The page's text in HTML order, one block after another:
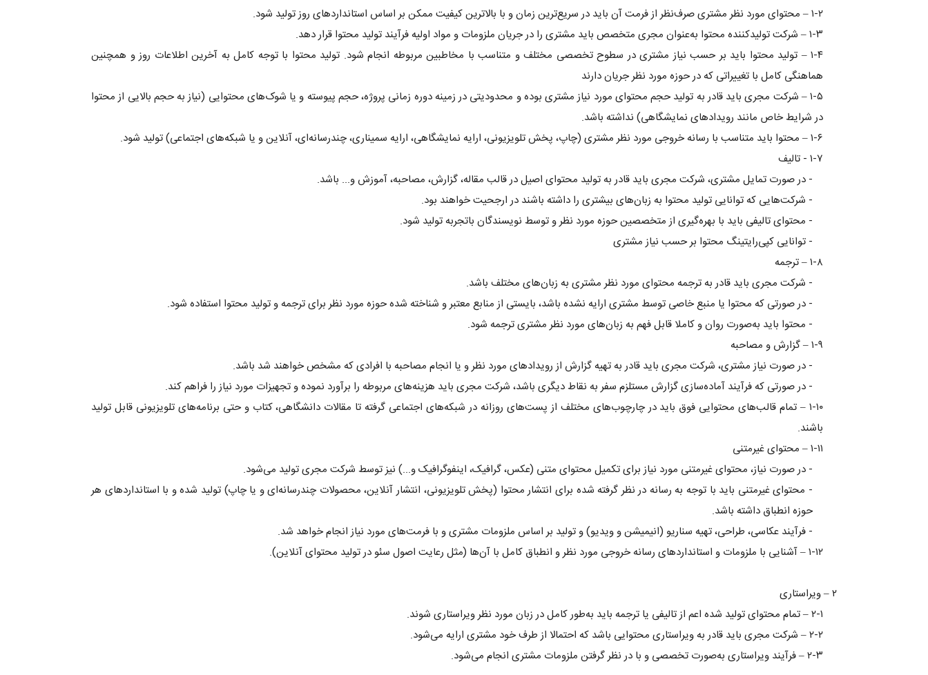
۱-۲ – محتوای مورد نظر مشتری صرف‌نظر از فرمت آن باید در سریع‌ترین زمان و با بالاترین کیفیت ممکن بر اساس استانداردهای روز تولید شود.
۱-۳ – شرکت تولیدکننده محتوا به‌عنوان مجری متخصص باید مشتری را در جریان ملزومات و مواد اولیه فرآیند تولید محتوا قرار دهد.
۱-۴ – تولید محتوا باید بر حسب نیاز مشتری در سطوح تخصصی مختلف و متناسب با مخاطبین مربوطه انجام شود. تولید محتوا با توجه کامل به آخرین اطلاعات روز و همچنین
هماهنگی کامل با تغییراتی که در حوزه مورد نظر جریان دارند
۱-۵ – شرکت مجری باید قادر به تولید حجم محتوای مورد نیاز مشتری بوده و محدودیتی در زمینه دوره زمانی پروژه، حجم پیوسته و یا شوک‌های محتوایی (نیاز به حجم بالایی از محتوا
در شرایط خاص مانند رویدادهای نمایشگاهی) نداشته باشد.
۱-۶ – محتوا باید متناسب با رسانه خروجی مورد نظر مشتری (چاپ، پخش تلویزیونی، ارایه نمایشگاهی، ارایه سمیناری، چندرسانه‌ای، آنلاین و یا شبکه‌های اجتماعی) تولید شود.
۱-۷ - تالیف
- در صورت تمایل مشتری، شرکت مجری باید قادر به تولید محتوای اصیل در قالب مقاله، گزارش، مصاحبه، آموزش و... باشد.
- شرکت‌هایی که توانایی تولید محتوا به زبان‌های بیشتری را داشته باشند در ارجحیت خواهند بود.
- محتوای تالیفی باید با بهره‌گیری از متخصصین حوزه مورد نظر و توسط نویسندگان باتجربه تولید شود.
- توانایی کپی‌رایتینگ محتوا بر حسب نیاز مشتری
۱-۸ – ترجمه
- شرکت مجری باید قادر به ترجمه محتوای مورد نظر مشتری به زبان‌های مختلف باشد.
- در صورتی که محتوا یا منبع خاصی توسط مشتری ارایه نشده باشد، بایستی از منابع معتبر و شناخته شده حوزه مورد نظر برای ترجمه و تولید محتوا استفاده شود.
- محتوا باید به‌صورت روان و کاملا قابل فهم به زبان‌های مورد نظر مشتری ترجمه شود.
۱-۹ – گزارش و مصاحبه
- در صورت نیاز مشتری، شرکت مجری باید قادر به تهیه گزارش از رویدادهای مورد نظر و یا انجام مصاحبه با افرادی که مشخص خواهند شد باشد.
- در صورتی که فرآیند آماده‌سازی گزارش مستلزم سفر به نقاط دیگری باشد، شرکت مجری باید هزینه‌های مربوطه را برآورد نموده و تجهیزات مورد نیاز را فراهم کند.
۱-۱۰ – تمام قالب‌های محتوایی فوق باید در چارچوب‌های مختلف از پست‌های روزانه در شبکه‌های اجتماعی گرفته تا مقالات دانشگاهی، کتاب و حتی برنامه‌های تلویزیونی قابل تولید
باشند.
۱-۱۱ – محتوای غیرمتنی
- در صورت نیاز، محتوای غیرمتنی مورد نیاز برای تکمیل محتوای متنی (عکس، گرافیک، اینفوگرافیک و...) نیز توسط شرکت مجری تولید می‌شود.
- محتوای غیرمتنی باید با توجه به رسانه در نظر گرفته شده برای انتشار محتوا (پخش تلویزیونی، انتشار آنلاین، محصولات چندرسانه‌ای و یا چاپ) تولید شده و با استانداردهای هر
حوزه انطباق داشته باشد.
- فرآیند عکاسی، طراحی، تهیه سناریو (انیمیشن و ویدیو) و تولید بر اساس ملزومات مشتری و با فرمت‌های مورد نیاز انجام خواهد شد.
۱-۱۲ – آشنایی با ملزومات و استانداردهای رسانه خروجی مورد نظر و انطباق کامل با آن‌ها (مثل رعایت اصول سئو در تولید محتوای آنلاین).
۲ – ویراستاری
۲-۱ – تمام محتوای تولید شده اعم از تالیفی یا ترجمه باید به‌طور کامل در زبان مورد نظر ویراستاری شوند.
۲-۲ – شرکت مجری باید قادر به ویراستاری محتوایی باشد که احتمالا از طرف خود مشتری ارایه می‌شود.
۲-۳ – فرآیند ویراستاری به‌صورت تخصصی و با در نظر گرفتن ملزومات مشتری انجام می‌شود.